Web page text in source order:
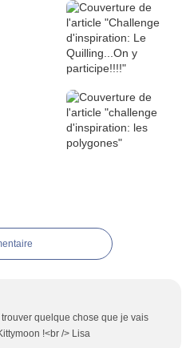
quelque chose que je vais
!<br /> Lisa